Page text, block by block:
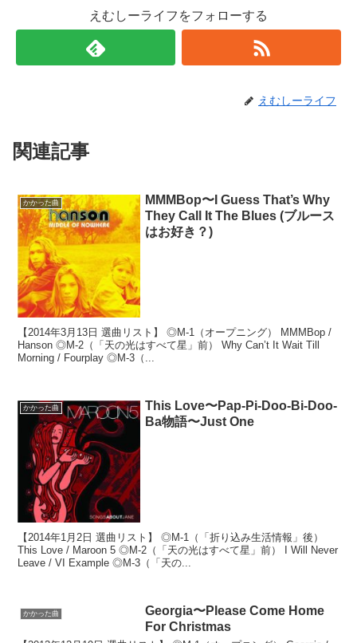
えむしーライフをフォローする
えむしーライフ
関連記事
かかった曲
MMMBop〜I Guess That’s Why
They Call It The Blues (ブルース
はお好き？)
【2014年3月13日 選曲リスト】 ◎M-1（オープニング） MMMBop /
Hanson ◎M-2（「天の光はすべて星」前） Why Can’t It Wait Till
Morning / Fourplay ◎M-3（...
かかった曲
This Love〜Pap-Pi-Doo-Bi-Doo-
Ba物語〜Just One
【2014年1月2日 選曲リスト】 ◎M-1（「折り込み生活情報」後）
This Love / Maroon 5 ◎M-2（「天の光はすべて星」前） I Will Never
Leave / VI Example ◎M-3（「天の...
かかった曲
Georgia〜Please Come Home
For Christmas